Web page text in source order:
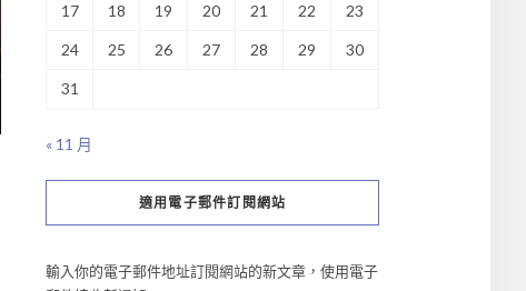
17 18 19 20 21 22 23
24 25 26 27 28 29 30
31
« 11 月
適用電子郵件訂閱網站
輸入你的電子郵件地址訂閱網站的新文章，使用電子